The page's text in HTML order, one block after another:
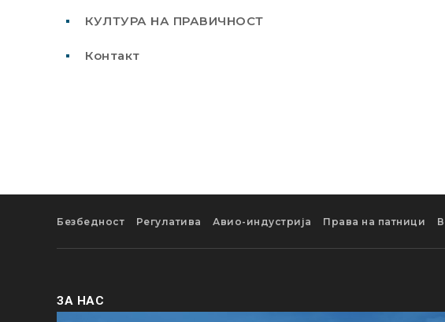
КУЛТУРА НА ПРАВИЧНОСТ
Контакт
Безбедност Регулатива Авио-индустрија Права на патници
ЗА НАС